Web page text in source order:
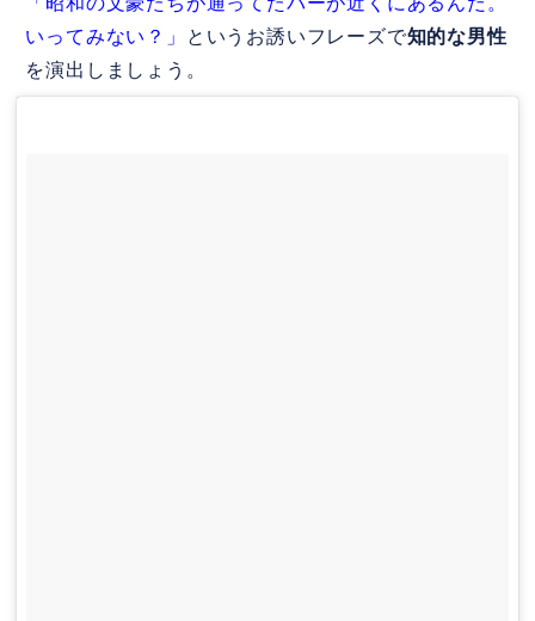
いってみない？」
というお誘いフレーズで知的な男性
を演出しましょう。